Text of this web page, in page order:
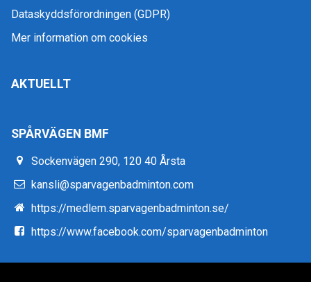
Dataskyddsförordningen (GDPR)
Mer information om cookies
AKTUELLT
SPÅRVÄGEN BMF
Sockenvägen 290, 120 40 Årsta
kansli@sparvagenbadminton.com
https://medlem.sparvagenbadminton.se/
https://www.facebook.com/sparvagenbadminton